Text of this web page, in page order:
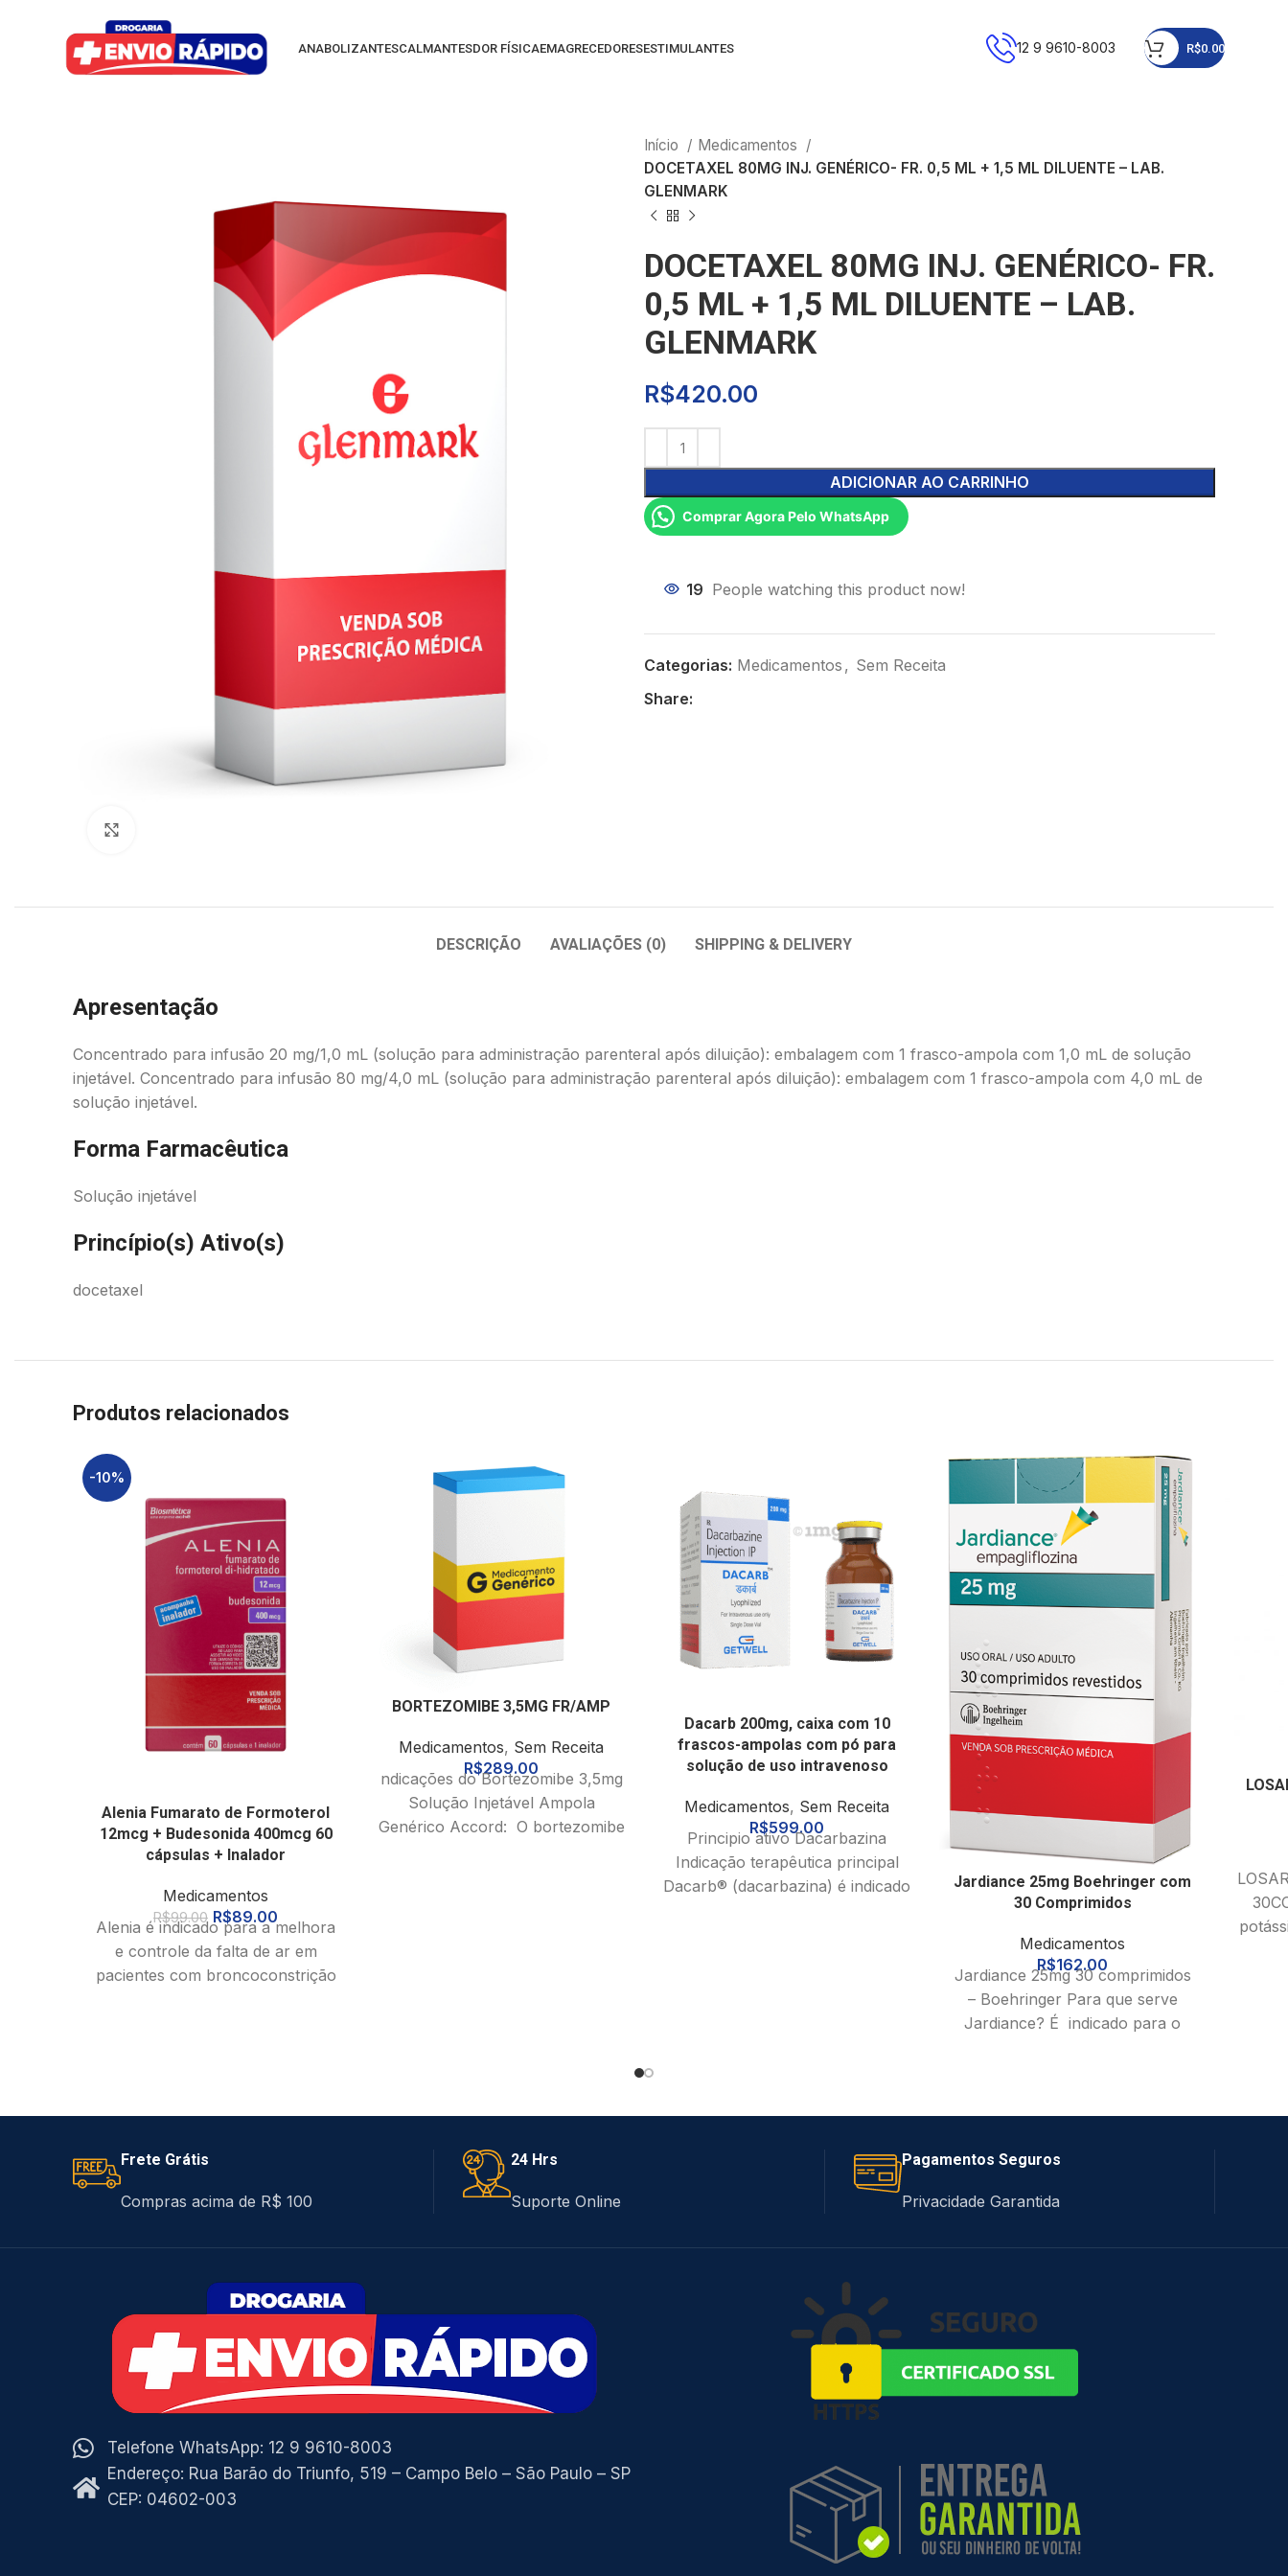
ANABOLIZANTESCALMANTESDOR FÍSICAEMAGRECEDORESESTIMULANTES 12 9 9610-8003 R$0.00
Início
Medicamentos
DOCETAXEL 80MG INJ. GENÉRICO- FR. 0,5 ML + 1,5 ML DILUENTE – LAB.
GLENMARK
DOCETAXEL 80MG INJ. GENÉRICO- FR.
0,5 ML + 1,5 ML DILUENTE – LAB.
GLENMARK
R$420.00
ADICIONAR AO CARRINHO
Comprar Agora Pelo WhatsApp
19 People watching this product now!
Categorias: Medicamentos , Sem Receita
Share:
DESCRIÇÃO AVALIAÇÕES (0) SHIPPING & DELIVERY
Apresentação
Concentrado para infusão 20 mg/1,0 mL (solução para administração parenteral após diluição): embalagem com 1 frasco-ampola com 1,0 mL de solução
injetável. Concentrado para infusão 80 mg/4,0 mL (solução para administração parenteral após diluição): embalagem com 1 frasco-ampola com 4,0 mL de
solução injetável.
Forma Farmacêutica
Solução injetável
Princípio(s) Ativo(s)
docetaxel
Produtos relacionados
-10%
Alenia Fumarato de Formoterol
12mcg + Budesonida 400mcg 60
cápsulas + Inalador
Medicamentos
R$99.00 R$89.00
Alenia é indicado para a melhora
e controle da falta de ar em
pacientes com broncoconstrição
BORTEZOMIBE 3,5MG FR/AMP
Medicamentos, Sem Receita
R$289.00
ndicações do Bortezomibe 3,5mg
Solução Injetável Ampola
Genérico Accord: O bortezomibe
Dacarb 200mg, caixa com 10
frascos-ampolas com pó para
solução de uso intravenoso
Medicamentos, Sem Receita
R$599.00
Principio ativo Dacarbazina
Indicação terapêutica principal
Dacarb® (dacarbazina) é indicado
Jardiance 25mg Boehringer com
30 Comprimidos
Medicamentos
R$162.00
Jardiance 25mg 30 comprimidos
– Boehringer Para que serve
Jardiance? É indicado para o
Frete Grátis
Compras acima de R$ 100
24 Hrs
Suporte Online
Pagamentos Seguros
Privacidade Garantida
Telefone WhatsApp: 12 9 9610-8003
Endereço: Rua Barão do Triunfo, 519 – Campo Belo – São Paulo – SP
CEP: 04602-003